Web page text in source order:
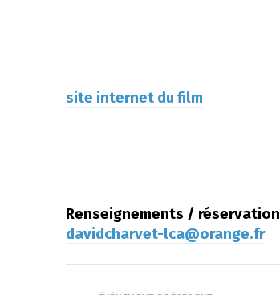
site internet du film
Renseignements / réservation
davidcharvet-lca@orange.fr